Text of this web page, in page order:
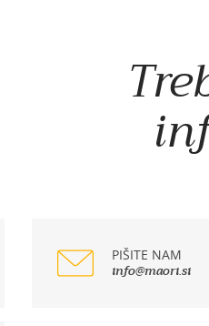
PIŠITE NAM
info@maori.si